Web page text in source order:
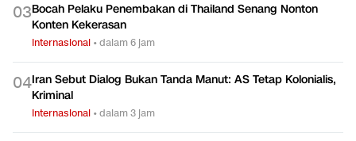
03Bocah Pelaku Penembakan di Thailand Senang Nonton
Konten Kekerasan
Internasional •dalam 6 jam
04Iran Sebut Dialog Bukan Tanda Manut: AS Tetap Kolonialis,
Kriminal
Internasional •dalam 3 jam